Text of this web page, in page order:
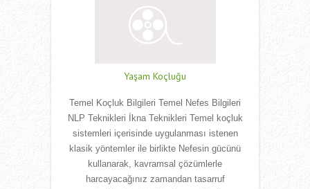
Yaşam Koçluğu
Temel Koçluk Bilgileri Temel Nefes Bilgileri
NLP Teknikleri İkna Teknikleri Temel koçluk
sistemleri içerisinde uygulanması istenen
klasik yöntemler ile birlikte Nefesin gücünü
kullanarak, kavramsal çözümlerle
harcayacağınız zamandan tasarruf